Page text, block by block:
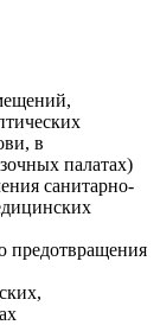
в
палатах)
санитарно-
предотвращения